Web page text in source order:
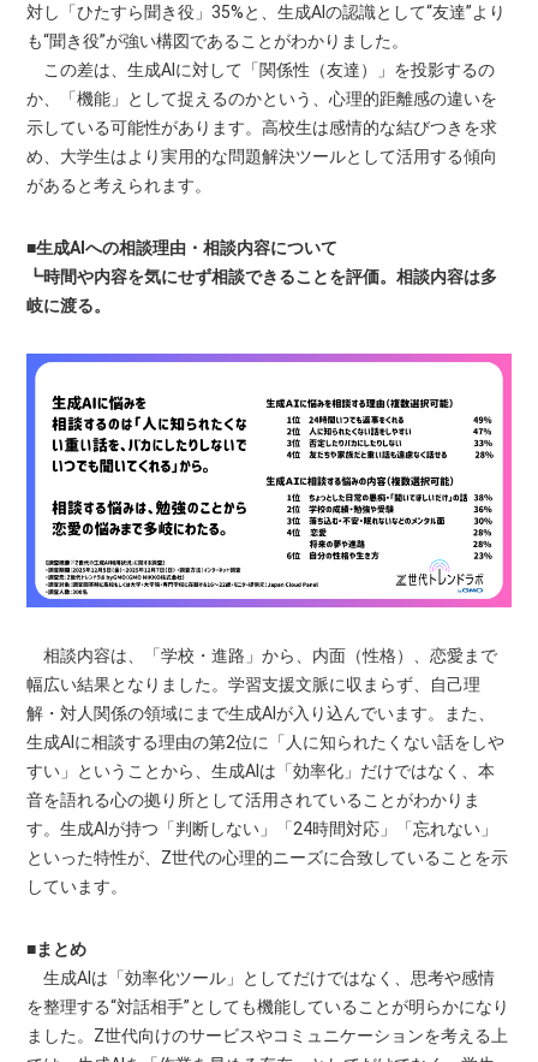
対し「ひたすら聞き役」35%と、生成AIの認識として“友達”より
も“聞き役”が強い構図であることがわかりました。
この差は、生成AIに対して「関係性（友達）」を投影するの
か、「機能」として捉えるのかという、心理的距離感の違いを
示している可能性があります。高校生は感情的な結びつきを求
め、大学生はより実用的な問題解決ツールとして活用する傾向
があると考えられます。
■生成AIへの相談理由・相談内容について
┗時間や内容を気にせず相談できることを評価。相談内容は多
岐に渡る。
相談内容は、「学校・進路」から、内面（性格）、恋愛まで
幅広い結果となりました。学習支援文脈に収まらず、自己理
解・対人関係の領域にまで生成AIが入り込んでいます。また、
生成AIに相談する理由の第2位に「人に知られたくない話をしや
すい」ということから、生成AIは「効率化」だけではなく、本
音を語れる心の拠り所として活用されていることがわかりま
す。生成AIが持つ「判断しない」「24時間対応」「忘れない」
といった特性が、Z世代の心理的ニーズに合致していることを示
しています。
■まとめ
生成AIは「効率化ツール」としてだけではなく、思考や感情
を整理する“対話相手”としても機能していることが明らかになり
ました。Z世代向けのサービスやコミュニケーションを考える上